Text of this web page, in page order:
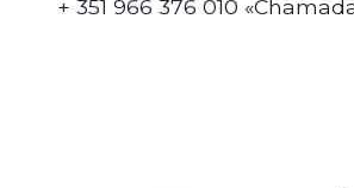
+ 351 966 376 010